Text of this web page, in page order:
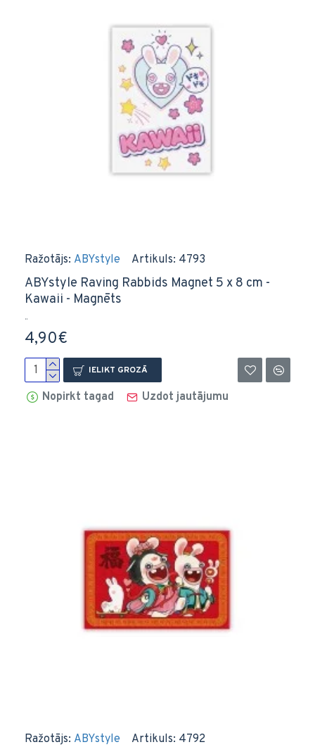
Ražotājs: ABYstyle Artikuls: 4793
ABYstyle Raving Rabbids Magnet 5 x 8 cm -
Kawaii - Magnēts
..
4,90€
IELIKT GROZĀ
Nopirkt tagad Uzdot jautājumu
Ražotājs: ABYstyle Artikuls: 4792